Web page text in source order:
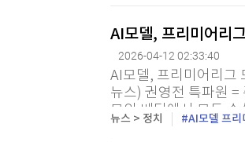
AI모델, 프리미어리
2026-04-12 02:33:40
AI모델, 프리미어리그
뉴스) 권영전 특파원
모의 베팅에서 모두
런던의 AI 스타트업 제
뉴스 > 정치 AI모델 프리